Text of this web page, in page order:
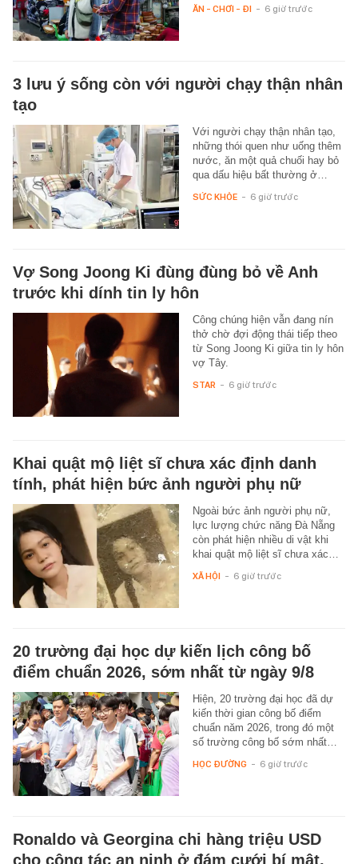
ĂN - CHƠI - ĐI - 6 giờ trước
3 lưu ý sống còn với người chạy thận nhân
tạo
Với người chạy thận nhân tạo,
những thói quen như uống thêm
nước, ăn một quả chuối hay bỏ
qua dấu hiệu bất thường ở…
SỨC KHỎE - 6 giờ trước
Vợ Song Joong Ki đùng đùng bỏ về Anh
trước khi dính tin ly hôn
Công chúng hiện vẫn đang nín
thở chờ đợi động thái tiếp theo
từ Song Joong Ki giữa tin ly hôn
vợ Tây.
STAR - 6 giờ trước
Khai quật mộ liệt sĩ chưa xác định danh
tính, phát hiện bức ảnh người phụ nữ
Ngoài bức ảnh người phụ nữ,
lực lượng chức năng Đà Nẵng
còn phát hiện nhiều di vật khi
khai quật mộ liệt sĩ chưa xác…
XÃ HỘI - 6 giờ trước
20 trường đại học dự kiến lịch công bố
điểm chuẩn 2026, sớm nhất từ ngày 9/8
Hiện, 20 trường đại học đã dự
kiến thời gian công bố điểm
chuẩn năm 2026, trong đó một
số trường công bố sớm nhất…
HỌC ĐƯỜNG - 6 giờ trước
Ronaldo và Georgina chi hàng triệu USD
cho công tác an ninh ở đám cưới bí mật,